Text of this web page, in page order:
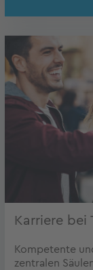
Karriere bei
Kompetente
zentralen